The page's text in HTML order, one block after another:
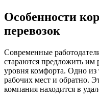
Особенности
перевозок
Современные
стараются предложить
уровня комфорта. Одно из
рабочих мест и обратно.
компания находится в